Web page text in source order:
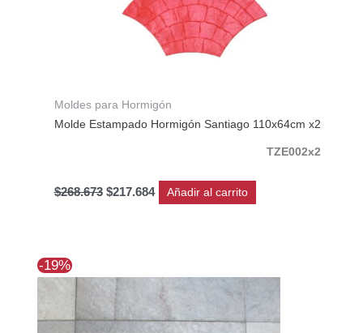
Moldes para Hormigón
Molde Estampado Hormigón Santiago 110x64cm x2
TZE002x2
$268.673 $217.684 Añadir al carrito
-19%
precio
original
era:
$47.680.
precio
actual
$38.610.